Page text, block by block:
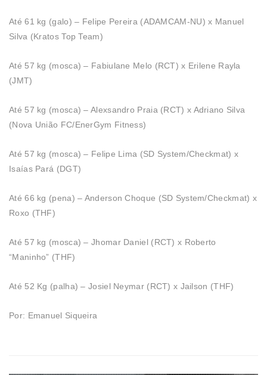
Até 61 kg (galo) – Felipe Pereira (ADAMCAM-NU) x Manuel
Silva (Kratos Top Team)
Até 57 kg (mosca) – Fabiulane Melo (RCT) x Erilene Rayla
(JMT)
Até 57 kg (mosca) – Alexsandro Praia (RCT) x Adriano Silva
(Nova União FC/EnerGym Fitness)
Até 57 kg (mosca) – Felipe Lima (SD System/Checkmat) x
Isaías Pará (DGT)
Até 66 kg (pena) – Anderson Choque (SD System/Checkmat) x
Roxo (THF)
Até 57 kg (mosca) – Jhomar Daniel (RCT) x Roberto
“Maninho” (THF)
Até 52 Kg (palha) – Josiel Neymar (RCT) x Jailson (THF)
Por: Emanuel Siqueira